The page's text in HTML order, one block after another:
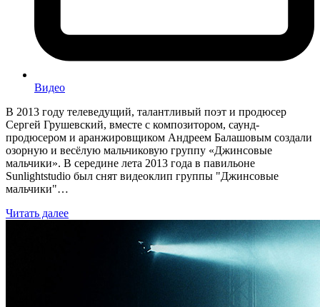
Видео
В 2013 году телеведущий, талантливый поэт и продюсер
Сергей Грушевский, вместе с композитором, саунд-
продюсером и аранжировщиком Андреем Балашовым создали
озорную и весёлую мальчиковую группу «Джинсовые
мальчики». В середине лета 2013 года в павильоне
Sunlightstudio был снят видеоклип группы "Джинсовые
мальчики"…
Читать далее